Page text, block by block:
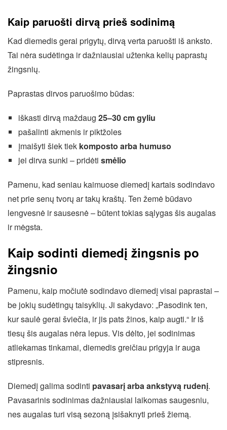
Kaip paruošti dirvą prieš sodinimą
Kad diemedis gerai prigytų, dirvą verta paruošti iš anksto.
Tai nėra sudėtinga ir dažniausiai užtenka kelių paprastų
žingsnių.
Paprastas dirvos paruošimo būdas:
iškasti dirvą maždaug 25–30 cm gyliu
pašalinti akmenis ir piktžoles
įmaišyti šiek tiek komposto arba humuso
jei dirva sunki – pridėti smėlio
Pamenu, kad seniau kaimuose diemedį kartais sodindavo
net prie senų tvorų ar takų kraštų. Ten žemė būdavo
lengvesnė ir sausesnė – būtent tokias sąlygas šis augalas
ir mėgsta.
Kaip sodinti diemedį žingsnis po
žingsnio
Pamenu, kaip močiutė sodindavo diemedį visai paprastai –
be jokių sudėtingų taisyklių. Ji sakydavo: „Pasodink ten,
kur saulė gerai šviečia, ir jis pats žinos, kaip augti.“ Ir iš
tiesų šis augalas nėra lepus. Vis dėlto, jei sodinimas
atliekamas tinkamai, diemedis greičiau prigyja ir auga
stipresnis.
Diemedį galima sodinti pavasarį arba ankstyvą rudenį.
Pavasarinis sodinimas dažniausiai laikomas saugesniu,
nes augalas turi visą sezoną įsišaknyti prieš žiemą.